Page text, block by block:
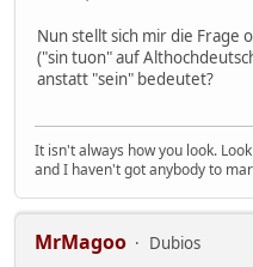
Nun stellt sich mir die Frage
("sin tuon" auf
anstatt "sein" bedeutet?
It isn't always how you look.
and I haven't got anybody to
MrMagoo
Dubios